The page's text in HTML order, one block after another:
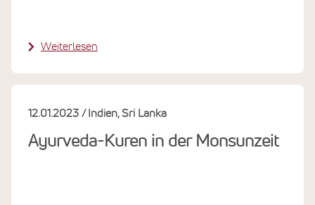
Weiterlesen
Ayurveda-Kuren in der Monsunzeit
12.01.2023 Indien Sri Lanka